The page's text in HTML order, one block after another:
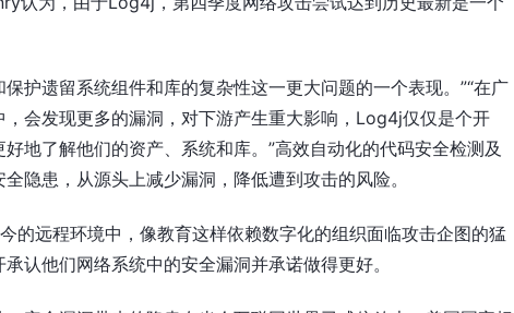
护遗留系统组件和库的复杂性这一更大问题的一个表现。”“在广
会发现更多的漏洞，对下游产生重大影响，Log4j仅仅是个开
地了解他们的资产、系统和库。”高效自动化的代码安全检测及
隐患，从源头上减少漏洞，降低遭到攻击的风险。
的远程环境中，像教育这样依赖数字化的组织面临攻击企图的猛
认他们网络系统中的安全漏洞并承诺做得更好。